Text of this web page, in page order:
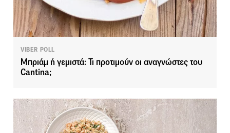
VIBER POLL
Μπριάμ ή γεμιστά: Τι προτιμούν οι αναγνώστες του
Cantina;